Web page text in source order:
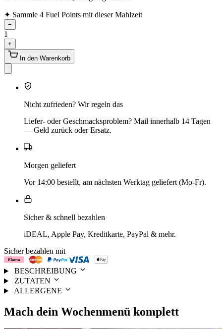
✦ Sammle 4 Fuel Points mit dieser Mahlzeit
−
1
+
In den Warenkorb
Nicht zufrieden? Wir regeln das
Liefer- oder Geschmacksproblem? Mail innerhalb 14 Tagen
— Geld zurück oder Ersatz.
Morgen geliefert
Vor 14:00 bestellt, am nächsten Werktag geliefert (Mo-Fr).
Sicher & schnell bezahlen
iDEAL, Apple Pay, Kreditkarte, PayPal & mehr.
Sicher bezahlen mit
BESCHREIBUNG
ZUTATEN
ALLERGENE
Mach dein Wochenmenü komplett